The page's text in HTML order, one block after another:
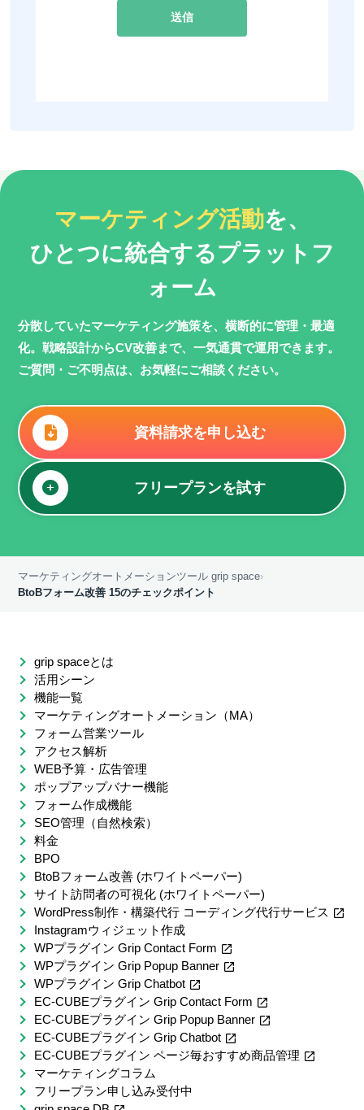
マーケティング活動を、
ひとつに統合するプラットフ
ォーム
分散していたマーケティング施策を、横断的に管理・最適
化。戦略設計からCV改善まで、一気通貫で運用できます。
ご質問・ご不明点は、お気軽にご相談ください。
資料請求を申し込む
フリープランを試す
マーケティングオートメーションツール grip space›
BtoBフォーム改善 15のチェックポイント
grip spaceとは
活用シーン
機能一覧
マーケティングオートメーション（MA）
フォーム営業ツール
アクセス解析
WEB予算・広告管理
ポップアップバナー機能
フォーム作成機能
SEO管理（自然検索）
料金
BPO
BtoBフォーム改善 (ホワイトペーパー)
サイト訪問者の可視化 (ホワイトペーパー)
WordPress制作・構築代行 コーディング代行サービス
Instagramウィジェット作成
WPプラグイン Grip Contact Form
WPプラグイン Grip Popup Banner
WPプラグイン Grip Chatbot
EC-CUBEプラグイン Grip Contact Form
EC-CUBEプラグイン Grip Popup Banner
EC-CUBEプラグイン Grip Chatbot
EC-CUBEプラグイン ページ毎おすすめ商品管理
マーケティングコラム
フリープラン申し込み受付中